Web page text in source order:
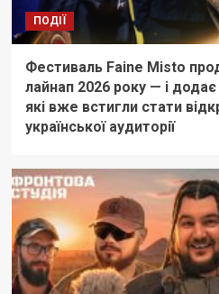
ПОДІЇ
Фестиваль Faine Misto
лайнап 2026 року — і
які вже встигли стати
української аудиторії